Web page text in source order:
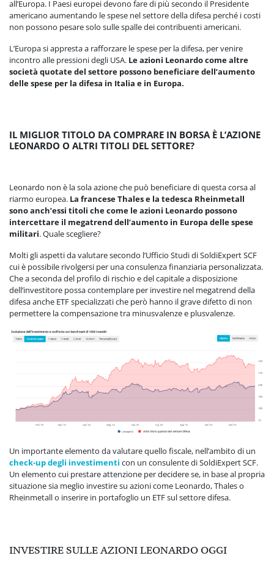
all’Europa. I Paesi europei devono fare di più secondo il Presidente
americano aumentando le spese nel settore della difesa perché i costi
non possono pesare solo sulle spalle dei contribuenti americani.
L’Europa si appresta a rafforzare le spese per la difesa, per venire
incontro alle pressioni degli USA. Le azioni Leonardo come altre
società quotate del settore possono beneficiare dell’aumento
delle spese per la difesa in Italia e in Europa.
IL MIGLIOR TITOLO DA COMPRARE IN BORSA È L’AZIONE
LEONARDO O ALTRI TITOLI DEL SETTORE?
Leonardo non è la sola azione che può beneficiare di questa corsa al
riarmo europea. La francese Thales e la tedesca Rheinmetall
sono anch’essi titoli che come le azioni Leonardo possono
intercettare il megatrend dell’aumento in Europa delle spese
militari. Quale scegliere?
Molti gli aspetti da valutare secondo l’Ufficio Studi di SoldiExpert SCF
cui è possibile rivolgersi per una consulenza finanziaria personalizzata.
Che a seconda del profilo di rischio e del capitale a disposizione
dell’investitore possa contemplare per investire nel megatrend della
difesa anche ETF specializzati che però hanno il grave difetto di non
permettere la compensazione tra minusvalenze e plusvalenze.
Un importante elemento da valutare quello fiscale, nell’ambito di un
check-up degli investimenti con un consulente di SoldiExpert SCF.
Un elemento cui prestare attenzione per decidere se, in base al propria
situazione sia meglio investire su azioni come Leonardo, Thales o
Rheinmetall o inserire in portafoglio un ETF sul settore difesa.
INVESTIRE SULLE AZIONI LEONARDO OGGI